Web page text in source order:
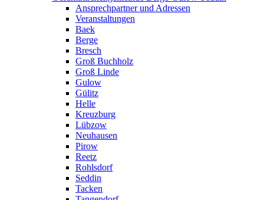
Ansprechpartner und Adressen
Veranstaltungen
Baek
Berge
Bresch
Groß Buchholz
Groß Linde
Gulow
Gülitz
Helle
Kreuzburg
Lübzow
Neuhausen
Pirow
Reetz
Rohlsdorf
Seddin
Tacken